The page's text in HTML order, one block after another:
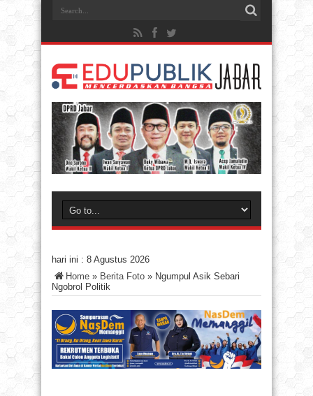
hari ini : 8 Agustus 2026
Home » Berita Foto » Ngumpul Asik Sebari
Ngobrol Politik